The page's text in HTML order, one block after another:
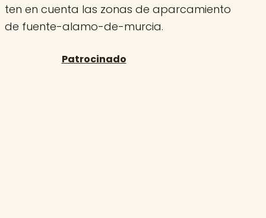
ten en cuenta las zonas de aparcamiento
de fuente-alamo-de-murcia.